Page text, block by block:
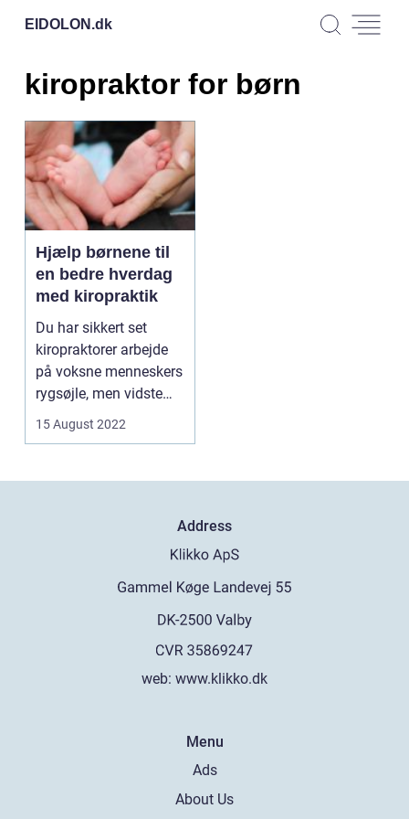
EIDOLON.dk
kiropraktor for børn
Hjælp børnene til
en bedre hverdag
med kiropraktik
Du har sikkert set
kiropraktorer arbejde
på voksne menneskers
rygsøjle, men vidste
du, at kiroprakti...
15 August 2022
Address
web: www.klikko.dk
Menu
Ads
About Us